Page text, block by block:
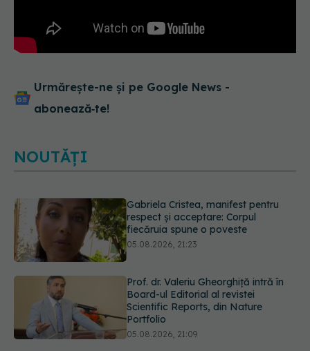
Urmărește-ne și pe Google News -
abonează‑te!
NOUTĂȚI
Prof. dr. Valeriu Gheorghiță intră în
Board-ul Editorial al revistei
Scientific Reports, din Nature
Portfolio
Testul de 10 minute care poate
arăta dacă ai nevoie de statine,
chiar dacă ai colesterolul normal
05.08.2026, 19:42